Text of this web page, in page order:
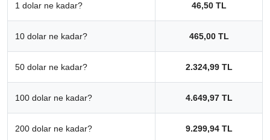
1 dolar ne kadar? 46,50 TL
10 dolar ne kadar? 465,00 TL
50 dolar ne kadar? 2.324,99 TL
100 dolar ne kadar? 4.649,97 TL
200 dolar ne kadar? 9.299,94 TL